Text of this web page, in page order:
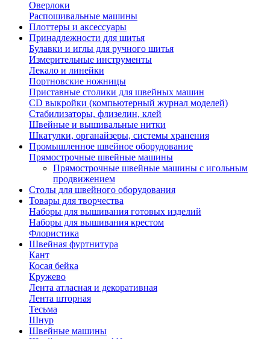
Оверлоки
Распошивальные машины
Плоттеры и аксессуары
Принадлежности для шитья
Булавки и иглы для ручного шитья
Измерительные инструменты
Лекало и линейки
Портновские ножницы
Приставные столики для швейных машин
СD выкройки (компьютерный журнал моделей)
Стабилизаторы, флизелин, клей
Швейные и вышивальные нитки
Шкатулки, органайзеры, системы хранения
Промышленное швейное оборудование
Прямострочные швейные машины
Прямострочные швейные машины с игольным
продвижением
Столы для швейного оборудования
Товары для творчества
Наборы для вышивания готовых изделий
Наборы для вышивания крестом
Флористика
Швейная фуртнитура
Кант
Косая бейка
Кружево
Лента aтласная и декоративная
Лента шторная
Тесьма
Шнур
Швейные машины